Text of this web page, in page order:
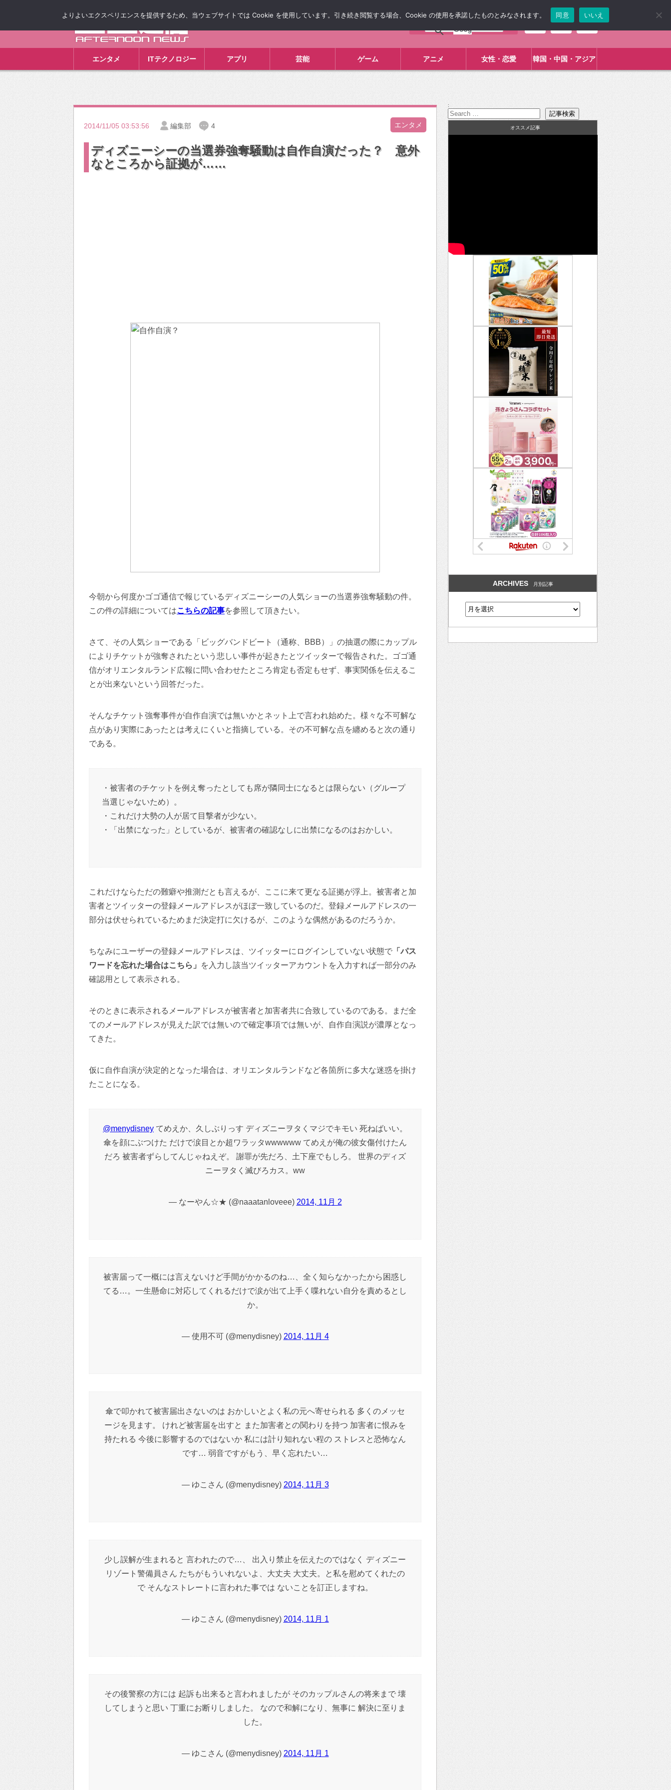
エンタメ ITテクノロジー アプリ 芸能 ゲーム アニメ 女性・恋愛 韓国・中国・アジア
2014/11/05 03:53:56 編集部 4 エンタメ
ディズニーシーの当選券強奪騒動は自作自演だった？ 意外
なところから証拠が……
今朝から何度かゴゴ通信で報じているディズニーシーの人気ショーの当選券強奪騒動の件。
この件の詳細についてはこちらの記事を参照して頂きたい。
さて、その人気ショーである「ビッグバンドビート（通称、BBB）」の抽選の際にカップル
によりチケットが強奪されたという悲しい事件が起きたとツイッターで報告された。ゴゴ通
信がオリエンタルランド広報に問い合わせたところ肯定も否定もせず、事実関係を伝えるこ
とが出来ないという回答だった。
そんなチケット強奪事件が自作自演では無いかとネット上で言われ始めた。様々な不可解な
点があり実際にあったとは考えにくいと指摘している。その不可解な点を纏めると次の通り
である。
・被害者のチケットを例え奪ったとしても席が隣同士になるとは限らない（グループ
当選じゃないため）。
・これだけ大勢の人が居て目撃者が少ない。
・「出禁になった」としているが、被害者の確認なしに出禁になるのはおかしい。
これだけならただの難癖や推測だとも言えるが、ここに来て更なる証拠が浮上。被害者と加
害者とツイッターの登録メールアドレスがほぼ一致しているのだ。登録メールアドレスの一
部分は伏せられているためまだ決定打に欠けるが、このような偶然があるのだろうか。
ちなみにユーザーの登録メールアドレスは、ツイッターにログインしていない状態で 「パス
ワードを忘れた場合はこちら」
を入力し該当ツイッターアカウントを入力すれば一部分のみ
確認用として表示される。
そのときに表示されるメールアドレスが被害者と加害者共に合致しているのである。まだ全
てのメールアドレスが見えた訳では無いので確定事項では無いが、自作自演説が濃厚となっ
てきた。
仮に自作自演が決定的となった場合は、オリエンタルランドなど各箇所に多大な迷惑を掛け
たことになる。
@menydisney てめえか、久しぶりっす ディズニーヲタくマジでキモい 死ねばいい。
傘を顔にぶつけた だけで涙目とか超ワラッタwwwwww てめえが俺の彼女傷付けたん
だろ 被害者ずらしてんじゃねえぞ。 謝罪が先だろ、土下座でもしろ。 世界のディズ
ニーヲタく滅びろカス。ww
— なーやん☆★ (@naaatanloveee) 2014, 11月 2
被害届って一概には言えないけど手間がかかるのね…、全く知らなかったから困惑し
てる…。一生懸命に対応してくれるだけで涙が出て上手く喋れない自分を責めるとし
か。
— 使用不可 (@menydisney) 2014, 11月 4
傘で叩かれて被害届出さないのは おかしいとよく私の元へ寄せられる 多くのメッセ
ージを見ます。 けれど被害届を出すと また加害者との関わりを持つ 加害者に恨みを
持たれる 今後に影響するのではないか 私には計り知れない程の ストレスと恐怖なん
です… 弱音ですがもう、早く忘れたい…
— ゆこさん (@menydisney) 2014, 11月 3
少し誤解が生まれると 言われたので…、 出入り禁止を伝えたのではなく ディズニー
リゾート警備員さん たちがもういれないよ、大丈夫 大丈夫。と私を慰めてくれたの
で そんなストレートに言われた事では ないことを訂正しますね。
— ゆこさん (@menydisney) 2014, 11月 1
その後警察の方には 起訴も出来ると言われましたが そのカップルさんの将来まで 壊
してしまうと思い 丁重にお断りしました。 なので和解になり、無事に 解決に至りま
した。
— ゆこさん (@menydisney) 2014, 11月 1
:
オススメ記事
ARCHIVES 月別記事
よりよいエクスペリエンスを提供するため、当ウェブサイトでは Cookie を使用しています。引き続き閲覧する場合、Cookie の使用を承諾したものとみなされます。 同意 いいえ